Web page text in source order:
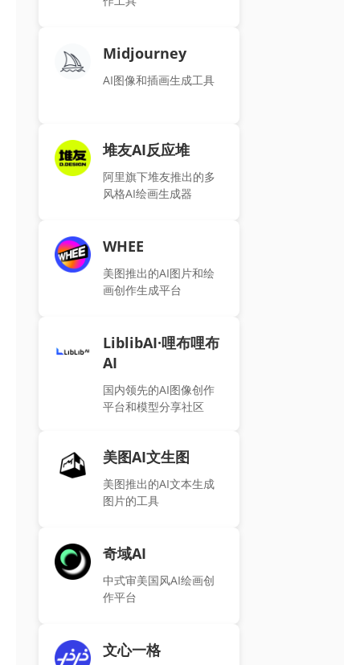
Midjourney
AI图像和插画生成工具
堆友AI反应堆
阿里旗下堆友推出的多
风格AI绘画生成器
WHEE
美图推出的AI图片和绘
画创作生成平台
LiblibAI·哩布哩布
AI
国内领先的AI图像创作
平台和模型分享社区
美图AI文生图
美图推出的AI文本生成
图片的工具
奇域AI
中式审美国风AI绘画创
作平台
文心一格